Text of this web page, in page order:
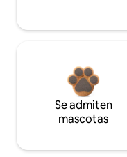
Se admiten
mascotas